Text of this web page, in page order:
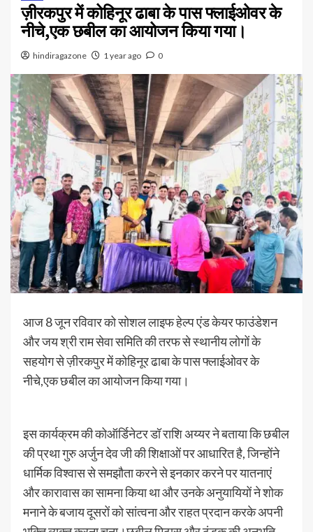
ज़ीरकपुर में कोहिनूर ढाबा के पास फ्लाईओवर के
नीचे,एक छबील का आयोजन किया गया।
hindiragazone 1 year ago 0
आज 8 जून रविवार को सोशल लाइफ हेल्प एंड केयर फाउंडेशन
और जय श्री राम सेवा समिति की तरफ से स्थानीय लोगों के
सहयोग से ज़ीरकपुर में कोहिनूर ढाबा के पास फ्लाईओवर के
नीचे,एक छबील का आयोजन किया गया।
इस कार्यक्रम की कोऑर्डिनेटर डॉ राशि अय्यर ने बताया कि छबील
की प्रथा गुरु अर्जुन देव जी की शिक्षाओं पर आधारित है, जिन्होंने
धार्मिक विश्वास से समझौता करने से इनकार करने पर यातनाएं
और कारावास का सामना किया था और उनके अनुयायियों ने शोक
मनाने के बजाय दूसरों को सांत्वना और राहत प्रदान करके अपनी